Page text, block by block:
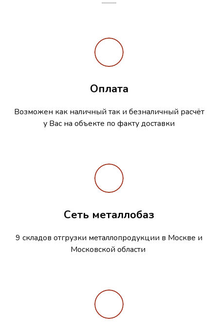
Оплата
Возможен как наличный так и безналичный расчёт
у Вас на объекте по факту доставки
Сеть металлобаз
9 складов отгрузки металлопродукции в Москве и
Московской области